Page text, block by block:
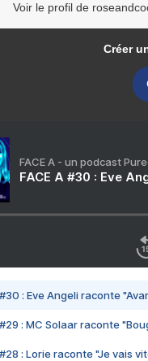
Voir le profil de
Créer
FACE A - un podcast
FACE A #30 : Eve
#30 : Eve Angeli raconte
#29 : MC Solaar raconte
#28 : Lorie raconte "Je vais